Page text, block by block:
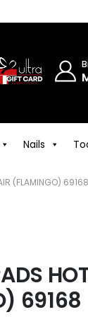
Nails
(FLAMINGO) 69168
69168